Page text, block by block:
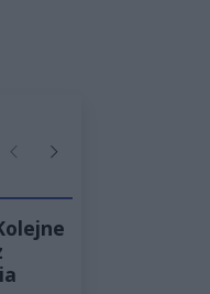
PoprzednieNastępne